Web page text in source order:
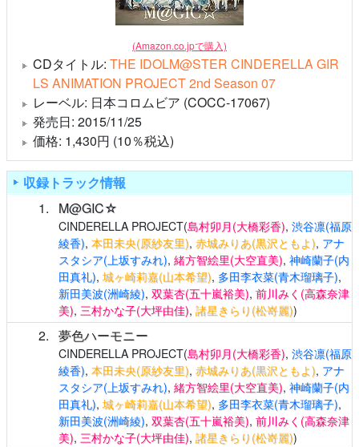
(Amazon.co.jpで購入)
CDタイトル: THE IDOLM@STER CINDERELLA GIR
LS ANIMATION PROJECT 2nd Season 07
レーベル: 日本コロムビア (COCC-17067)
発売日: 2015/11/25
価格: 1,430円 (10％税込)
収録トラック情報
1
M@GIC☆
CINDERELLA PROJECT(島村卯月(大橋彩香), 渋谷凛(福原
綾香), 本田未央(原紗友里), 赤城みりあ(黒沢ともよ), アナ
スタシア(上坂すみれ), 緒方智絵里(大空直美), 神崎蘭子(内
田真礼), 城ヶ崎莉嘉(山本希望), 多田李衣菜(青木瑠璃子),
新田美波(洲崎綾), 双葉杏(五十嵐裕美), 前川みく(高森奈津
美), 三村かな子(大坪由佳), 諸星きらり(松嵜麗))
2 夢色ハーモニー
CINDERELLA PROJECT(島村卯月(大橋彩香), 渋谷凛(福原
綾香), 本田未央(原紗友里), 赤城みりあ(黒沢ともよ), アナ
スタシア(上坂すみれ), 緒方智絵里(大空直美), 神崎蘭子(内
田真礼), 城ヶ崎莉嘉(山本希望), 多田李衣菜(青木瑠璃子),
新田美波(洲崎綾), 双葉杏(五十嵐裕美), 前川みく(高森奈津
美), 三村かな子(大坪由佳), 諸星きらり(松嵜麗))